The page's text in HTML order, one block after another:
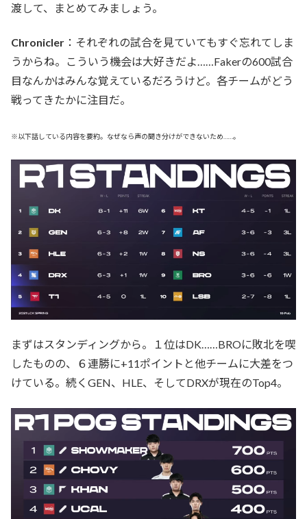
渡して、まとめてみましょう。
Chronicler ：それぞれの試合を見ていてもすぐ忘れてしま
うからね。こういう機会は大好きだよ……Fakerの600試合
目なんかはみんな覚えているだろうけど。各チームがどう
戦ってきたかに注目だ。
※以下話している内容を要約。なぜなら声の聞き分けができないため……。
まずはスタンディングから。１位はDK……BROに敗北を喫
したものの、６連勝に+11ポイントと他チームに大差をつ
けている。続くGEN、HLE、そしてDRXが現在のTop4。